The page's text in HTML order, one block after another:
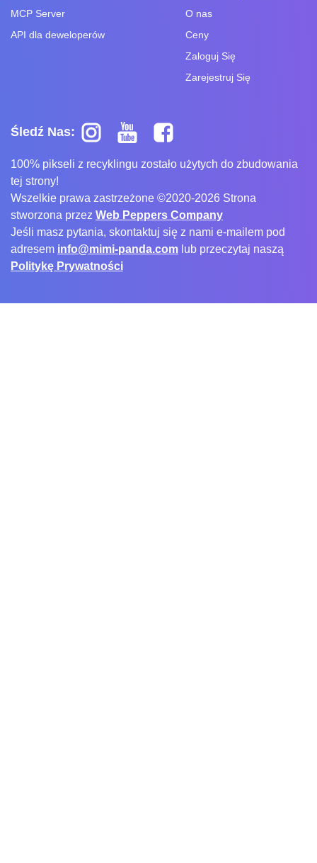
MCP Server
API dla deweloperów
O nas
Ceny
Zaloguj Się
Zarejestruj Się
Śledź Nas:
100% pikseli z recyklingu zostało użytych do zbudowania
tej strony!
Wszelkie prawa zastrzeżone ©2020-2026 Strona
stworzona przez Web Peppers Company
Jeśli masz pytania, skontaktuj się z nami e-mailem pod
adresem info@mimi-panda.com lub przeczytaj naszą
Politykę Prywatności